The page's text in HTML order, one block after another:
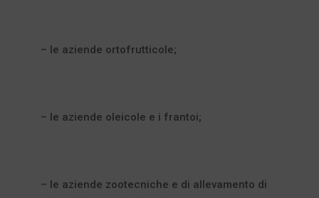
– le aziende ortofrutticole;
– le aziende oleicole e i frantoi;
– le aziende zootecniche e di allevamento di